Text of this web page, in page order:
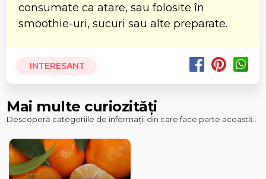
consumate ca atare, sau folosite în
smoothie-uri, sucuri sau alte preparate.
INTERESANT
Mai multe curiozități
Descoperă categoriile de informații din care face parte această..